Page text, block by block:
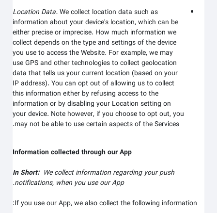
Location Data.We collect location data such as
information about your device's location, which can be
either precise or imprecise. How much information we
collect depends on the type and settings of the device
you use to access theWebsite. For example, we may
use GPS and other technologies to collect geolocation
data that tells us your current location (based on your
IP address). You can opt out of allowing us to collect
this information either by refusing access to the
information or by disabling your Location setting on
your device. Note however, if you choose to opt out, you
may not be able to use certain aspects of the Services.
Information collected through our App
In Short:We collect information regarding yourpush
notifications,when you use our App.
If you use our App, we also collect the following information: